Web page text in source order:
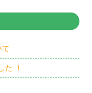
た ！